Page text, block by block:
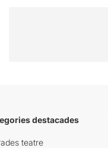
destacades
teatre